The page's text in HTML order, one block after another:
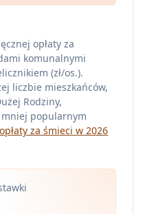
opłaty za
komunalnymi
(zł/os.).
liczbie mieszkańców,
Rodziny,
popularnym
opłaty za śmieci w 2026